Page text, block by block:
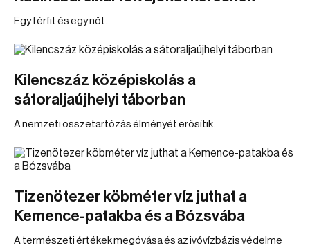
Egy férfit és egy nőt.
Kilencszáz középiskolás a
sátoraljaújhelyi táborban
A nemzeti összetartózás élményét erősítik.
Tizenötezer köbméter víz juthat a
Kemence-patakba és a Bózsvába
A természeti értékek megóvása és az ivóvízbázis védelme